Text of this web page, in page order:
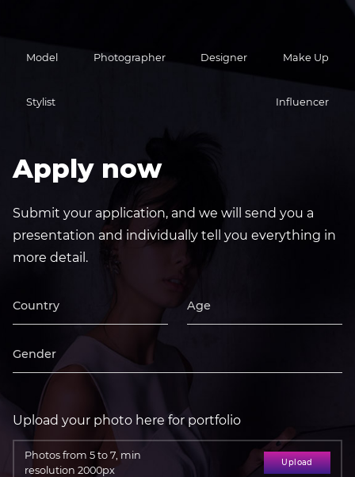
Model Photographer Designer Make Up
Stylist Influencer
Apply now
Submit your application, and we will send you a
presentation and individually tell you everything in
more detail.
Upload your photo here for portfolio
Photos from 5 to 7, min
resolution 2000px
Upload